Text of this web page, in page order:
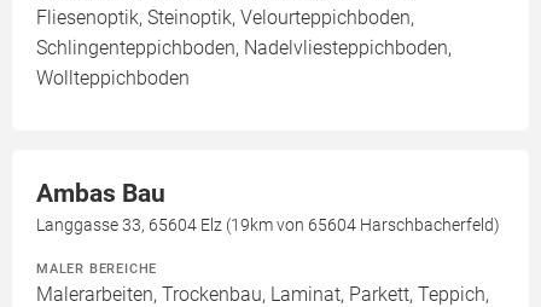
Fliesenoptik, Steinoptik, Velourteppichboden,
Schlingenteppichboden, Nadelvliesteppichboden,
Wollteppichboden
Ambas Bau
Langgasse 33, 65604 Elz (19km von 65604 Harschbacherfeld)
MALER BEREICHE
Malerarbeiten, Trockenbau, Laminat, Parkett, Teppich,